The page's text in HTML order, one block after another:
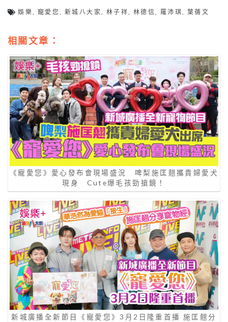
娛樂 ,寵愛您 ,新城八大家 林子祥 林德信 羅沛琪 葉蒨文
相關文章：
《寵愛您》愛心發布會現場盛況 啤梨施匡翹攜貴婦愛犬
現身 Cute爆毛孩勁搶鏡！
新城廣播全新節目《寵愛您》3月2日隆重首播 施匡翹分